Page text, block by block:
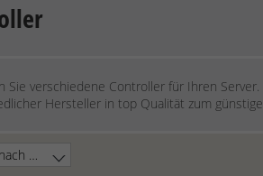
Sie verschiedene Controller für Ihren
Hersteller in top Qualität zum